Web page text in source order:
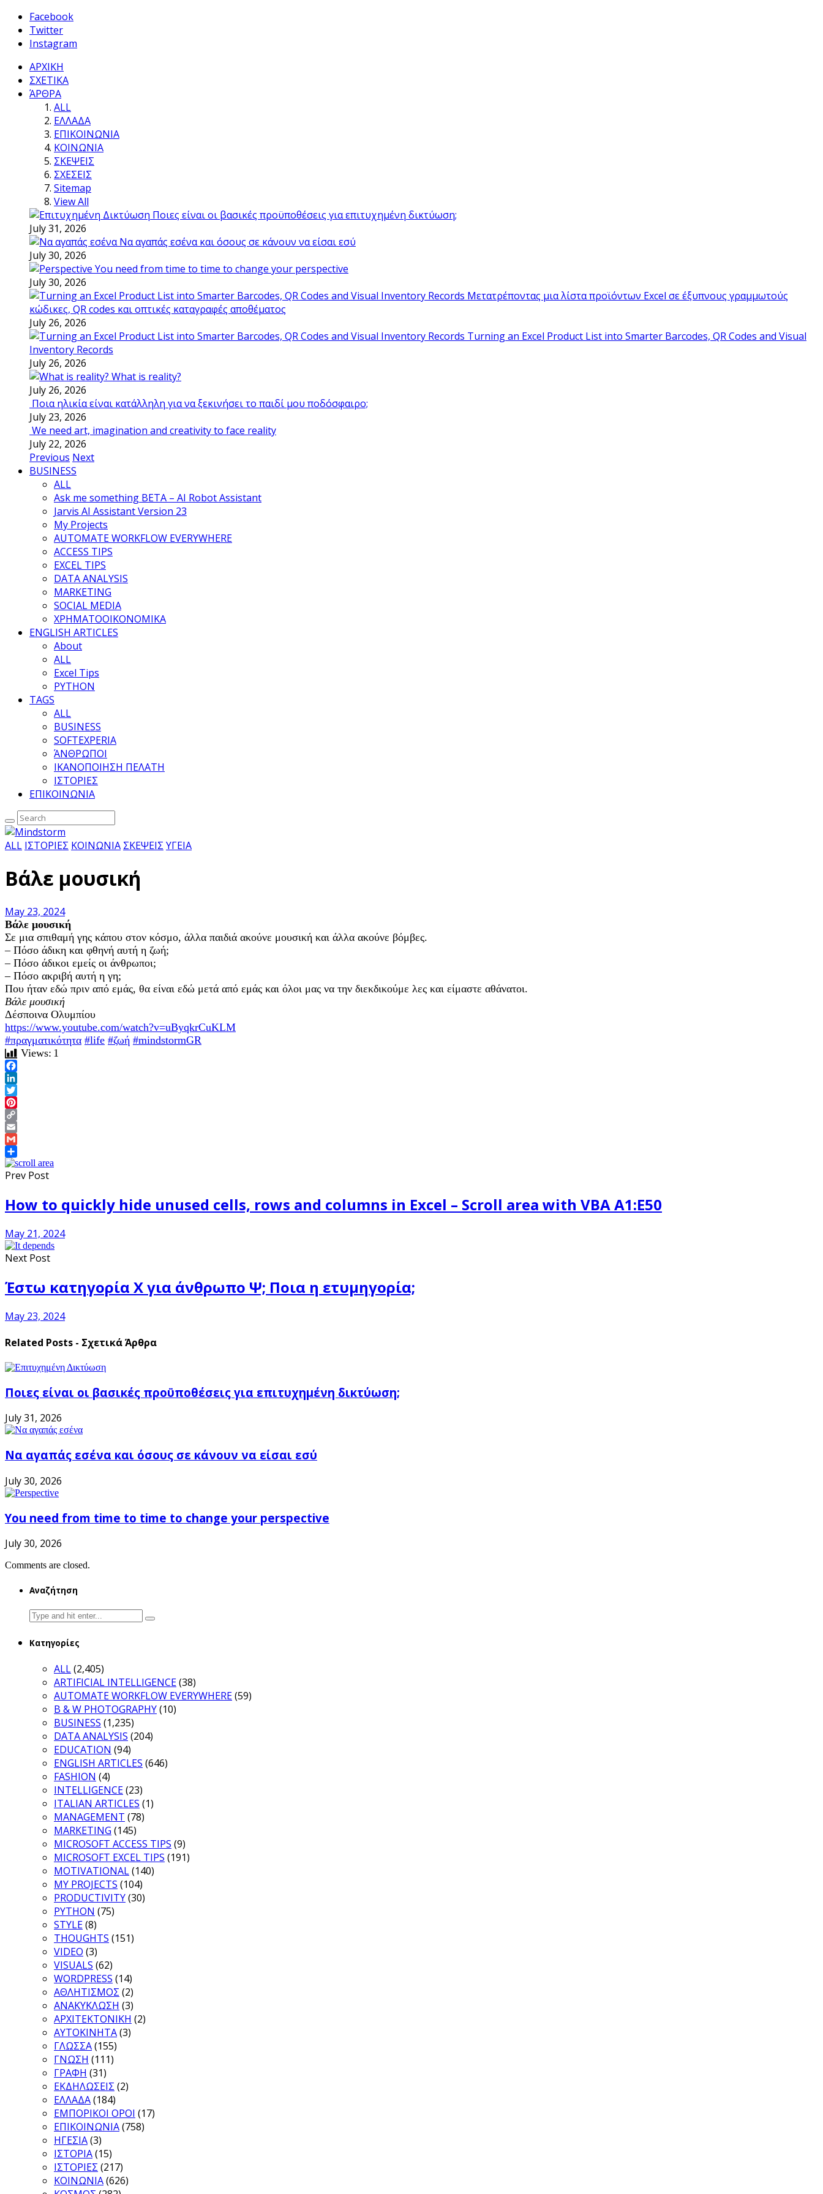
Facebook
Twitter
Instagram
ΑΡΧΙΚΗ
ΣΧΕΤΙΚΑ
ΆΡΘΡΑ
ALL
ΕΛΛΑΔΑ
ΕΠΙΚΟΙΝΩΝΙΑ
ΚΟΙΝΩΝΙΑ
ΣΚΕΨΕΙΣ
ΣΧΕΣΕΙΣ
Sitemap
View All
Ποιες είναι οι βασικές προϋποθέσεις για επιτυχημένη δικτύωση;
July 31, 2026
Να αγαπάς εσένα και όσους σε κάνουν να είσαι εσύ
July 30, 2026
You need from time to time to change your perspective
July 30, 2026
Μετατρέποντας μια λίστα προϊόντων Excel σε έξυπνους γραμμωτούς
κώδικες, QR codes και οπτικές καταγραφές αποθέματος
July 26, 2026
Turning an Excel Product List into Smarter Barcodes, QR Codes and Visual
Inventory Records
July 26, 2026
What is reality?
July 26, 2026
Ποια ηλικία είναι κατάλληλη για να ξεκινήσει το παιδί μου ποδόσφαιρο;
July 23, 2026
We need art, imagination and creativity to face reality
July 22, 2026
Previous Next
BUSINESS
ALL
Ask me something BETA – AI Robot Assistant
Jarvis AI Assistant Version 23
My Projects
AUTOMATE WORKFLOW EVERYWHERE
ACCESS TIPS
EXCEL TIPS
DATA ANALYSIS
MARKETING
SOCIAL MEDIA
ΧΡΗΜΑΤΟΟΙΚΟΝΟΜΙΚΑ
ENGLISH ARTICLES
About
ALL
Excel Tips
PYTHON
TAGS
ALL
BUSINESS
SOFTEXPERIA
ΆΝΘΡΩΠΟΙ
ΙΚΑΝΟΠΟΙΗΣΗ ΠΕΛΑΤΗ
ΙΣΤΟΡΙΕΣ
ΕΠΙΚΟΙΝΩΝΙΑ
ALL ΙΣΤΟΡΙΕΣ ΚΟΙΝΩΝΙΑ ΣΚΕΨΕΙΣ ΥΓΕΙΑ
Βάλε μουσική
May 23, 2024
Βάλε μουσική
Σε μια σπιθαμή γης κάπου στον κόσμο, άλλα παιδιά ακούνε μουσική και άλλα ακούνε βόμβες.
– Πόσο άδικη και φθηνή αυτή η ζωή;
– Πόσο άδικοι εμείς οι άνθρωποι;
– Πόσο ακριβή αυτή η γη;
Που ήταν εδώ πριν από εμάς, θα είναι εδώ μετά από εμάς και όλοι μας να την διεκδικούμε λες και είμαστε αθάνατοι.
Βάλε μουσική
Δέσποινα Ολυμπίου
https://www.youtube.com/watch?v=uByqkrCuKLM
#πραγματικότητα #life #ζωή #mindstormGR
Views: 1
Facebook
LinkedIn
Twitter
Pinterest
Copy
Link
Email
Gmail
Share
Prev Post
How to quickly hide unused cells, rows and columns in Excel – Scroll area with VBA A1:E50
May 21, 2024
Next Post
Έστω κατηγορία Χ για άνθρωπο Ψ; Ποια η ετυμηγορία;
May 23, 2024
Related Posts - Σχετικά Άρθρα
Ποιες είναι οι βασικές προϋποθέσεις για επιτυχημένη δικτύωση;
July 31, 2026
Να αγαπάς εσένα και όσους σε κάνουν να είσαι εσύ
July 30, 2026
You need from time to time to change your perspective
July 30, 2026
Comments are closed.
Αναζήτηση
Search
for:
Κατηγορίες
ALL(2,405)
ARTIFICIAL INTELLIGENCE(38)
AUTOMATE WORKFLOW EVERYWHERE(59)
B & W PHOTOGRAPHY(10)
BUSINESS (1,235)
DATA ANALYSIS (204)
EDUCATION (94)
ENGLISH ARTICLES (646)
FASHION (4)
INTELLIGENCE(23)
ITALIAN ARTICLES (1)
MANAGEMENT (78)
MARKETING (145)
MICROSOFT ACCESS TIPS (9)
MICROSOFT EXCEL TIPS (191)
MOTIVATIONAL(140)
MY PROJECTS (104)
PRODUCTIVITY(30)
PYTHON (75)
STYLE(8)
THOUGHTS (151)
VIDEO (3)
VISUALS (62)
WORDPRESS (14)
ΑΘΛΗΤΙΣΜΟΣ (2)
ΑΝΑΚΥΚΛΩΣΗ (3)
ΑΡΧΙΤΕΚΤΟΝΙΚΗ (2)
ΑΥΤΟΚΙΝΗΤΑ(3)
ΓΛΩΣΣΑ(155)
ΓΝΩΣΗ (111)
ΓΡΑΦΗ (31)
ΕΚΔΗΛΩΣΕΙΣ (2)
ΕΛΛΑΔΑ(184)
ΕΜΠΟΡΙΚΟΙ ΟΡΟΙ (17)
ΕΠΙΚΟΙΝΩΝΙΑ(758)
ΗΓΕΣΙΑ(3)
ΙΣΤΟΡΙΑ(15)
ΙΣΤΟΡΙΕΣ (217)
ΚΟΙΝΩΝΙΑ(626)